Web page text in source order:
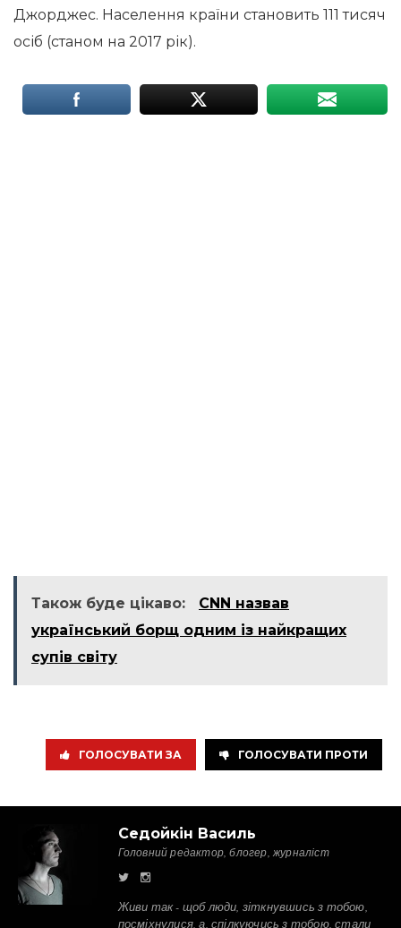
Джорджес. Населення країни становить 111 тисяч
осіб (станом на 2017 рік).
Також буде цікаво:
CNN назвав
український борщ одним із найкращих
супів світу
ГОЛОСУВАТИ ЗА ГОЛОСУВАТИ ПРОТИ
Седойкін Василь
Головний редактор, блогер, журналіст
Живи так - щоб люди, зіткнувшись з тобою,
посміхнулися, а, спілкуючись з тобою, стали